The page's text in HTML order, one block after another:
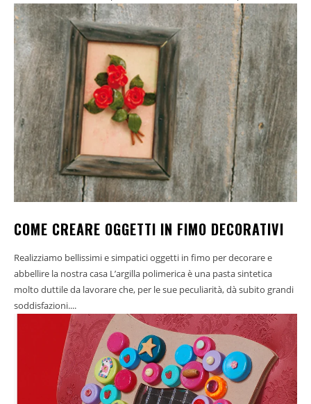
COME CREARE OGGETTI IN FIMO DECORATIVI
Realizziamo bellissimi e simpatici oggetti in fimo per decorare e
abbellire la nostra casa L’argilla polimerica è una pasta sintetica
molto duttile da lavorare che, per le sue peculiarità, dà subito grandi
soddisfazioni....